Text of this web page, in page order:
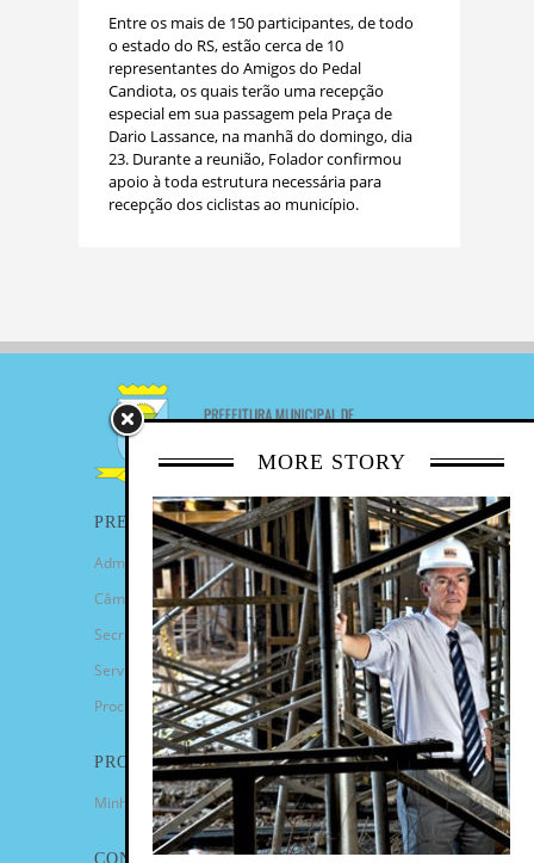
Entre os mais de 150 participantes, de todo
o estado do RS, estão cerca de 10
representantes do Amigos do Pedal
Candiota, os quais terão uma recepção
especial em sua passagem pela Praça de
Dario Lassance, na manhã do domingo, dia
23. Durante a reunião, Folador confirmou
apoio à toda estrutura necessária para
recepção dos ciclistas ao município.
MORE STORY
PREFEITURA
Administração Municipal
Câmara de Vereadores
Secretarias
Serviços
Procuradoria Geral
PROGRAMAS
Minha Casa Minha Vida
CONTATO